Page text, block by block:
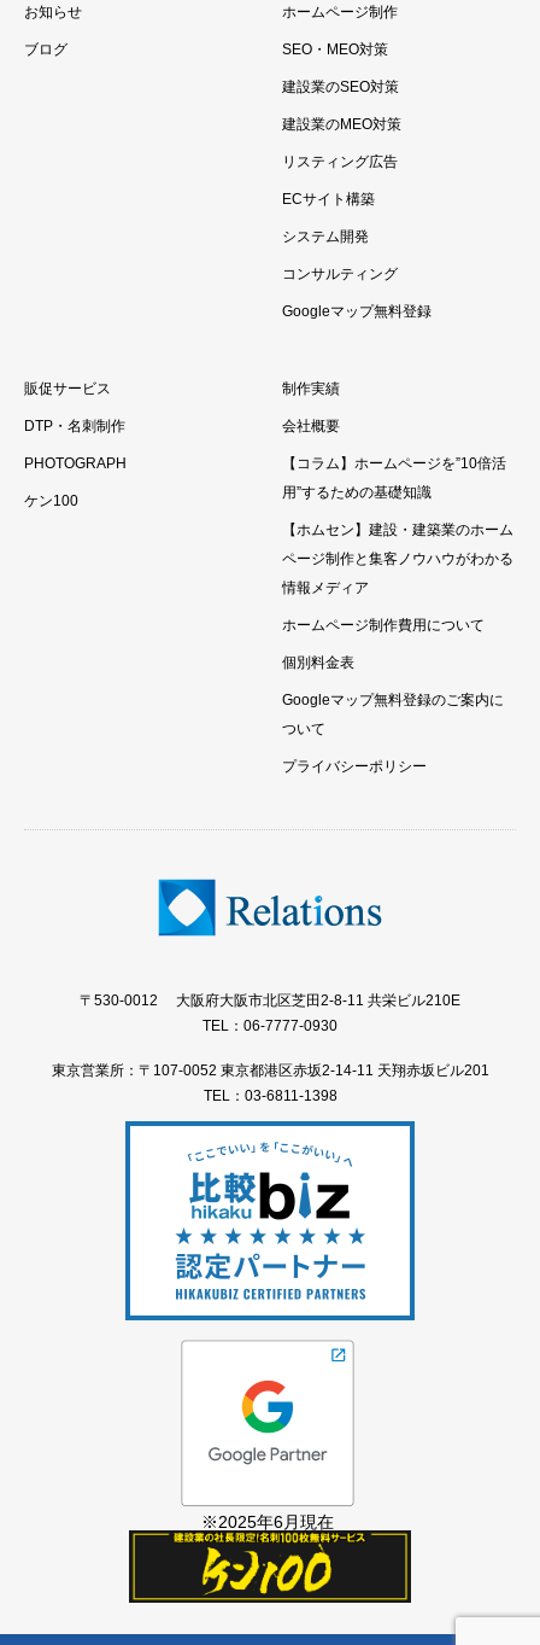
お知らせ
ブログ
ホームページ制作
SEO・MEO対策
建設業のSEO対策
建設業のMEO対策
リスティング広告
ECサイト構築
システム開発
コンサルティング
Googleマップ無料登録
販促サービス
DTP・名刺制作
PHOTOGRAPH
ケン100
制作実績
会社概要
【コラム】ホームページを”10倍活
用”するための基礎知識
【ホムセン】建設・建築業のホーム
ページ制作と集客ノウハウがわかる
情報メディア
ホームページ制作費用について
個別料金表
Googleマップ無料登録のご案内に
ついて
プライバシーポリシー
〒530-0012 大阪府大阪市北区芝田2-8-11 共栄ビル210E
TEL：06-7777-0930
東京営業所：〒107-0052 東京都港区赤坂2-14-11 天翔赤坂ビル201
TEL：03-6811-1398
※2025年6月現在